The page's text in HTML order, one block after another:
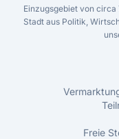
Einzugsgebiet von
Stadt aus Politik,
Freie